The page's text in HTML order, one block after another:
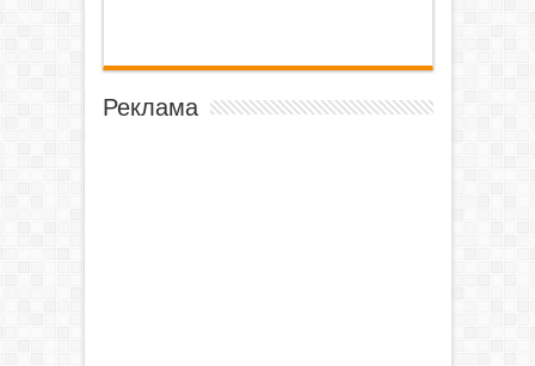
Реклама